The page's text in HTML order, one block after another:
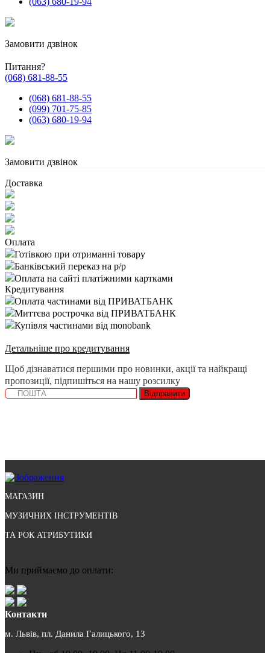
Замовити дзвінок
Питання?
(068) 681-88-55
(068) 681-88-55
(099) 701-75-85
(063) 680-19-94
Замовити дзвінок
Доставка
Оплата
Готівкою при отриманні товару
Банківський переказ на р/р
Оплата на сайті платіжними картками
Кредитування
Оплата частинами від ПРИВАТБАНК
Миттєва рострочка від ПРИВАТБАНК
Купівля частинами від monobank
Детальніше про кредитування
Щоб дізнаватися першими про новинки, акції та найкращі
пропозиції, підпишіться на нашу розсилку
Відправити
МАГАЗИН
МУЗИЧНИХ ІНСТРУМЕНТІВ
ТА РОК АТРИБУТИКИ
Ми приймаємо до оплати:
Контакти
м. Львів, пл. Данила Галицького, 13